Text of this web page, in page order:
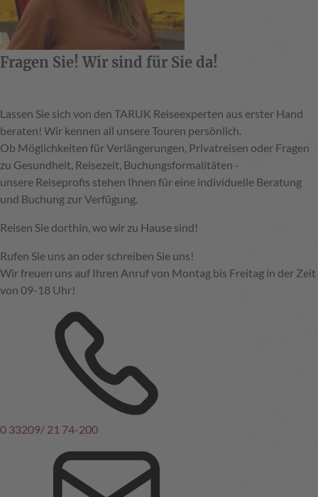
Fragen Sie! Wir sind für Sie da!
Lassen Sie sich von den TARUK Reiseexperten aus erster Hand
beraten! Wir kennen all unsere Touren persönlich.
Ob Möglichkeiten für Verlängerungen, Privatreisen oder Fragen
zu Gesundheit, Reisezeit, Buchungsformalitäten -
unsere Reiseprofis stehen Ihnen für eine individuelle Beratung
und Buchung zur Verfügung.
Reisen Sie dorthin, wo wir zu Hause sind!
Rufen Sie uns an oder schreiben Sie uns!
Wir freuen uns auf Ihren Anruf von Montag bis Freitag in der Zeit
von 09-18 Uhr!
0 33209/ 21 74-200